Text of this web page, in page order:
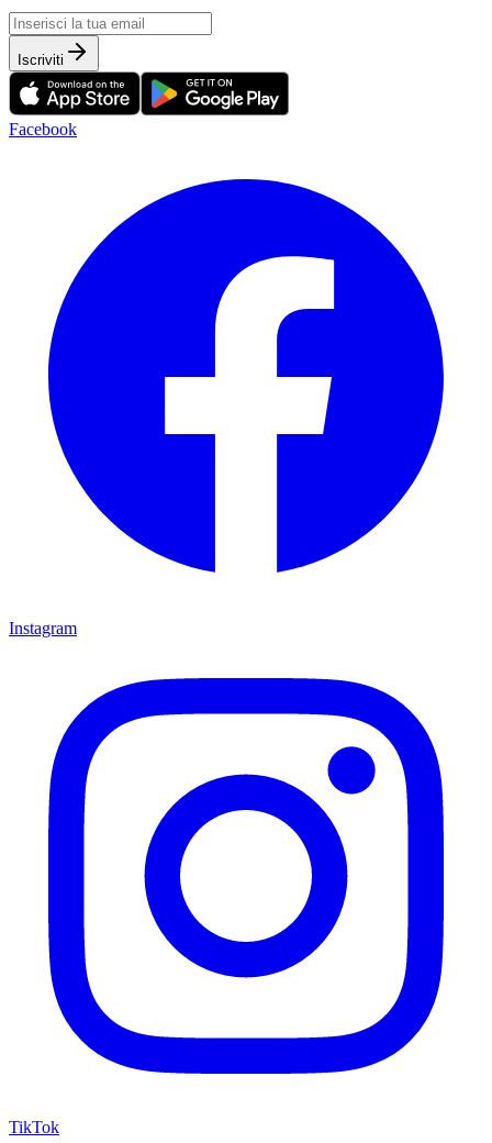
Iscriviti
Facebook
Instagram
TikTok